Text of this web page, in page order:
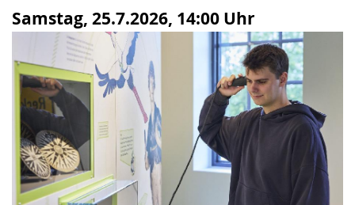
Samstag, 25.7.2026, 14:00 Uhr
angezeigt.